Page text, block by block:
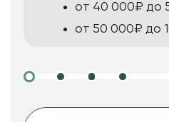
от 40 000₽ до
от 50 000₽ до